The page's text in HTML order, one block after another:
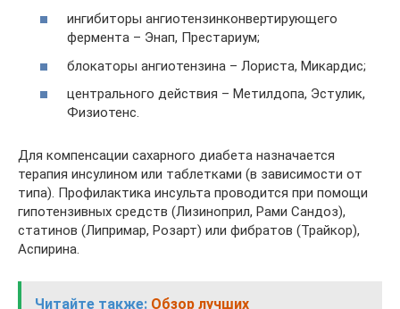
ингибиторы ангиотензинконвертирующего
фермента – Энап, Престариум;
блокаторы ангиотензина – Лориста, Микардис;
центрального действия – Метилдопа, Эстулик,
Физиотенс.
Для компенсации сахарного диабета назначается
терапия инсулином или таблетками (в зависимости от
типа). Профилактика инсульта проводится при помощи
гипотензивных средств (Лизиноприл, Рами Сандоз),
статинов (Липримар, Розарт) или фибратов (Трайкор),
Аспирина.
Читайте также: Обзор лучших